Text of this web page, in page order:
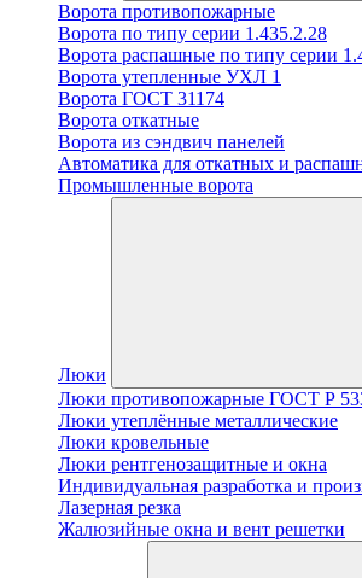
Ворота противопожарные
Ворота по типу серии 1.435.2.28
Ворота распашные по типу серии
Ворота утепленные УХЛ 1
Ворота ГОСТ 31174
Ворота откатные
Ворота из сэндвич панелей
Автоматика для откатных и
Промышленные ворота
Люки
Люки противопожарные ГОСТ Р
Люки утеплённые металлические
Люки кровельные
Люки рентгенозащитные и окна
Индивидуальная разработка и
Лазерная резка
Жалюзийные окна и вент решетки